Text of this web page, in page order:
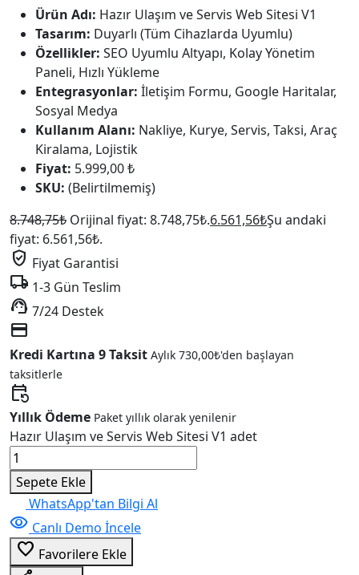
Ürün Adı: Hazır Ulaşım ve Servis Web Sitesi V1
Tasarım: Duyarlı (Tüm Cihazlarda Uyumlu)
Özellikler: SEO Uyumlu Altyapı, Kolay Yönetim
Paneli, Hızlı Yükleme
Entegrasyonlar: İletişim Formu, Google Haritalar,
Sosyal Medya
Kullanım Alanı: Nakliye, Kurye, Servis, Taksi, Araç
Kiralama, Lojistik
Fiyat: 5.999,00 ₺
SKU: (Belirtilmemiş)
8.748,75₺ Orijinal fiyat: 8.748,75₺.6.561,56₺Şu andaki
fiyat: 6.561,56₺.
verified_user Fiyat Garantisi
local_shipping 1-3 Gün Teslim
support_agent 7/24 Destek
credit_card
Kredi Kartına 9 Taksit Aylık 730,00₺'den başlayan
taksitlerle
event_repeat
Yıllık Ödeme Paket yıllık olarak yenilenir
Hazır Ulaşım ve Servis Web Sitesi V1 adet
Sepete Ekle
WhatsApp'tan Bilgi Al
visibility Canlı Demo İncele
favorite_border Favorilere Ekle